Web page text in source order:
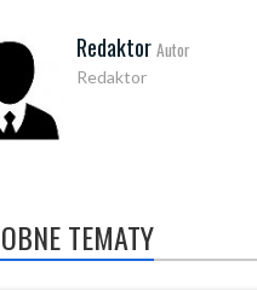
Redaktor Autor
Redaktor
TEMATY